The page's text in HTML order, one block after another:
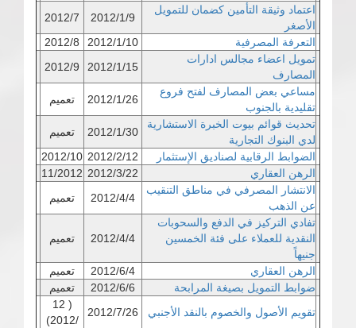
اعتماد وثيقة التأمين كضمان للتمويل
الأصغر
2012/1/9
2012/7
التعرفة المصرفية
2012/1/10
2012/8
تمويل اعضاء مجالس ادارات
المصارف
2012/1/15
2012/9
مساعي بعض المصارف لفتح فروع
تقليدية بالجنوب
2012/1/26
تعميم
تحديث قوائم بيوت الخبرة الاستشارية
لدي البنوك التجارية
2012/1/30
تعميم
الضوابط الرقابية لصناديق الإستثمار
2012/2/12
2012/10
الرهن العقاري
2012/3/22
11/2012
الانتشار المصرفي في مناطق التنقيب
عن الذهب
2012/4/4
تعميم
تفادي التركيز في الدفع والسحوبات
النقدية للعملاء على فئة الخمسين
جنيهاً
2012/4/4 تعميم
الرهن العقاري 2012/6/4
تعميم
ضوابط التمويل بصيغة المرابحة
2012/6/6
تعميم
تقويم الأصول والخصوم بالنقد الأجنبي
2012/7/26
( 12
/2012)